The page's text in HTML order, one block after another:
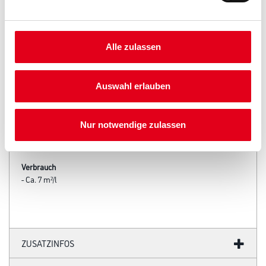
Alle zulassen
Auswahl erlauben
Nur notwendige zulassen
- Angenehm leichte und sichere Verarbeitung
- Gute Strapazierfähigkeit mit Naßabriebklasse 3
- Lösemittel- und weichmacherfrei , emissions- und geruchsarm
Nach ca. 2-3 Stunden bei Normklima (23 Grad C / 50 Luftfeuchte)
trocken.
Verbrauch
- Ca. 7 m²/l
ZUSATZINFOS